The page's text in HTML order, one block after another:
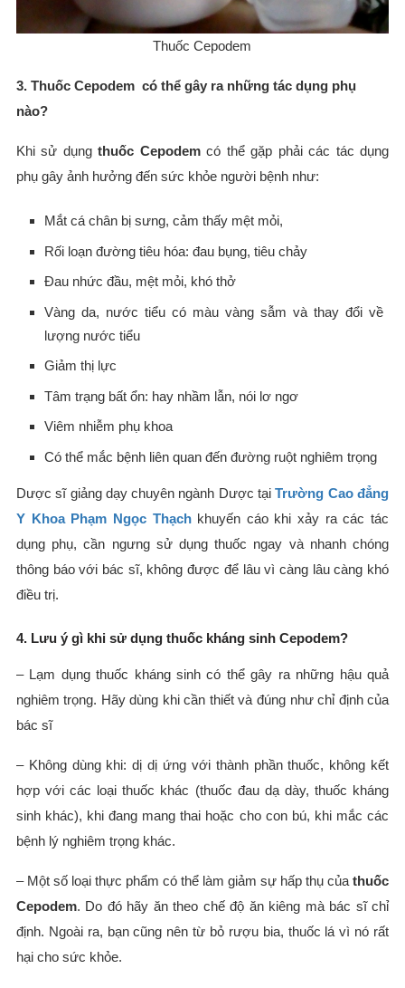
Thuốc Cepodem
3. Thuốc Cepodem có thể gây ra những tác dụng phụ
nào?
Khi sử dụngthuốc Cepodemcó thể gặp phải các tác dụng
phụ gây ảnh hưởng đến sức khỏe người bệnh như:
Mắt cá chân bị sưng, cảm thấy mệt mỏi,
Rối loạn đường tiêu hóa: đau bụng, tiêu chảy
Đau nhức đầu, mệt mỏi, khó thở
Vàng da, nước tiểu có màu vàng sẫm và thay đổi về
lượng nước tiểu
Giảm thị lực
Tâm trạng bất ổn: hay nhầm lẫn, nói lơ ngơ
Viêm nhiễm phụ khoa
Có thể mắc bệnh liên quan đến đường ruột nghiêm trọng
Dược sĩ giảng dạy chuyên ngành Dược tạiTrường Cao đẳng
Y Khoa Phạm Ngọc Thạchkhuyến cáo khi xảy ra các tác
dụng phụ, cần ngưng sử dụng thuốc ngay và nhanh chóng
thông báo với bác sĩ, không được để lâu vì càng lâu càng khó
điều trị.
4. Lưu ý gì khi sử dụng thuốc kháng sinh Cepodem?
– Lạm dụng thuốc kháng sinh có thể gây ra những hậu quả
nghiêm trọng. Hãy dùng khi cần thiết và đúng như chỉ định của
bác sĩ
– Không dùng khi: dị dị ứng với thành phần thuốc, không kết
hợp với các loại thuốc khác (thuốc đau dạ dày, thuốc kháng
sinh khác), khi đang mang thai hoặc cho con bú, khi mắc các
bệnh lý nghiêm trọng khác.
– Một số loại thực phẩm có thể làm giảm sự hấp thụ củathuốc
Cepodem. Do đó hãy ăn theo chế độ ăn kiêng mà bác sĩ chỉ
định. Ngoài ra, bạn cũng nên từ bỏ rượu bia, thuốc lá vì nó rất
hại cho sức khỏe.